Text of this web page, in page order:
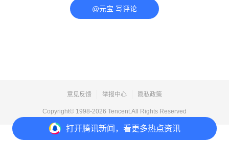
打开腾讯新闻，看更多热点资讯
@元宝 写评论
意见反馈 举报中心 隐私政策
Copyright© 1998-2026 Tencent.All Rights Reserved